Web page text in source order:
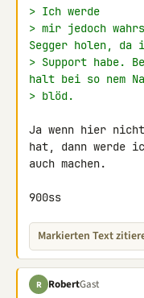
> Ich werde
> mir jedoch
Segger holen, da
> Support habe.
halt bei so nem
> blöd.
Ja wenn hier
hat, dann werde
auch machen.
900ss
Markierten Text
R RobertGast